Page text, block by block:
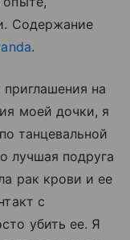
Содержание
.
на
моей дочки, я
танцевальной
лучшая подруга
рак крови и ее
с
убить ее. Я